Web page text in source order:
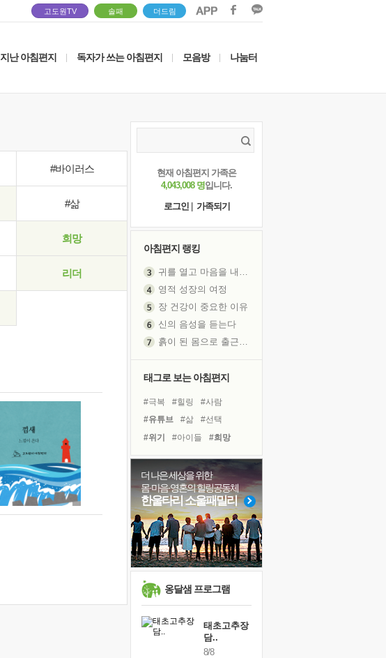
고도원TV 솔패 더드림
지난 아침편지 독자가 쓰는 아침편지 모음방 나눔터
#바이러스
#삶
희망
리더
현재 아침편지 가족은
4,043,008 명입니다.
로그인
가족되기
아침편지 랭킹
귀를 열고 마음을 내어주고
영적 성장의 여정
장 건강이 중요한 이유
신의 음성을 듣는다
흙이 된 몸으로 출근하는 여자
졸업식 사진을 보며
극심한 변비, 어깨결림, 수면 장애
아픈 아버지를 위한 공간 설계
보고 싶은 어머니
유년 시절의 부산 영도 바다
못된 꼰대들
거울 속의 나
희망이란
'모른다'는 것
태그로 보는 아침편지
#극복 #힐링
#사람
#유튜브
#삶
#선택
#위기
#아이들
#희망
#나눔
#비전캠프
#다짐
#계획
#바이러스
#건강
#면역력
#도움
#독서캠프
#링컨학교
#독서
#친구
더 나은 세상을 위한
몸·마음·영혼의 힐링공동체
한울타리 소울패밀리
옹달샘 프로그램
태초고추장
담..
8/8